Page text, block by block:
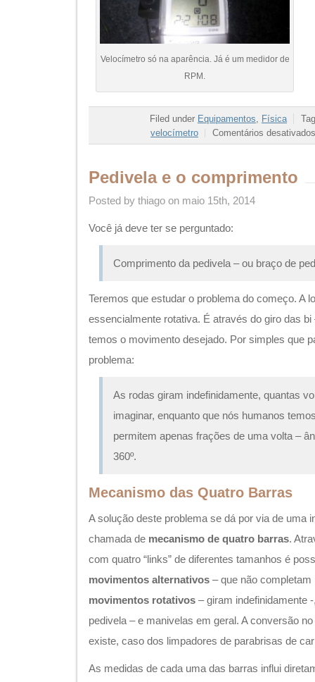
Velocímetro só na aparência. Já é um medidor de
RPM.
Filed under Equipamentos, Física
velocímetro
Comentários desativados
Pedivela e o comprimento
Posted by thiago on maio 15th, 2014
Você já deve ter se perguntado:
Comprimento da pedivela – ou braço de
Teremos que estudar o problema do começo. A
essencialmente rotativa. É através do giro das
temos o movimento desejado. Por simples que
problema:
As rodas giram indefinidamente, quantas
imaginar, enquanto que nós humanos
permitem apenas frações de uma volta –
360º.
Mecanismo das Quatro Barras
A solução deste problema se dá por via de uma
chamada de mecanismo de quatro barras.
com quatro “links” de diferentes tamanhos é
movimentos alternativos – que não
movimentos rotativos – giram indefinidamente
pedivela – e manivelas em geral. A conversão
existe, caso dos limpadores de parabrisas de
As medidas de cada uma das barras influi